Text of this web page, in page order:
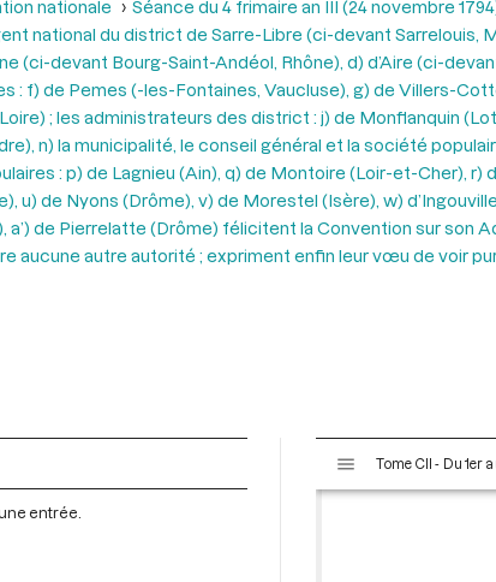
nationale
Séance du 4 frimaire an III (24 novembre
national du district de Sarre-Libre (ci-devant
(ci-devant Bourg-Saint-Andéol, Rhône), d) d’Aire (ci-
: f) de Pemes (-les-Fontaines, Vaucluse), g) de Villers-
; les administrateurs des district : j) de Monflanquin
n) la municipalité, le conseil général et la société
: p) de Lagnieu (Ain), q) de Montoire (Loir-et-Cher),
u) de Nyons (Drôme), v) de Morestel (Isère), w)
a’) de Pierrelatte (Drôme) félicitent la Convention sur son
aucune autre autorité ; expriment enfin leur vœu de voir
entrée.
s
Tome CII - Du 1er